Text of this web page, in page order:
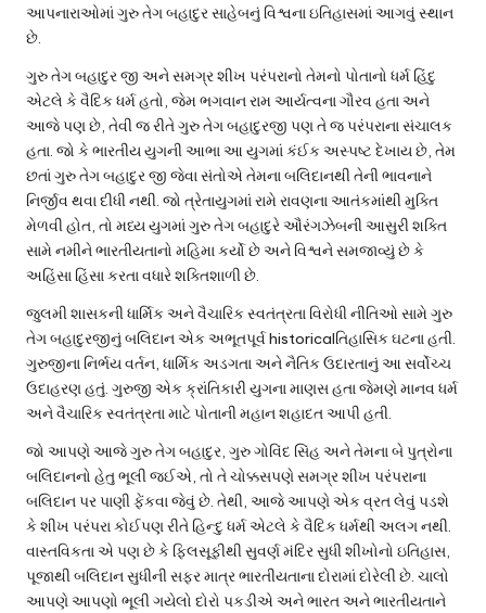
આપનારાઓમાં ગુરુ તેગ બહાદુર સાહેબનું વિશ્વના ઇતિહાસમાં આગવું સ્થાન
છે.
ગુરુ તેગ બહાદુર જી અને સમગ્ર શીખ પરંપરાનો તેમનો પોતાનો ધર્મ હિંદુ
એટલે કે વૈદિક ધર્મ હતો, જેમ ભગવાન રામ આર્યત્વના ગૌરવ હતા અને
આજે પણ છે, તેવી જ રીતે ગુરુ તેગ બહાદુરજી પણ તે જ પરંપરાના સંચાલક
હતા. જો કે ભારતીય યુગની આભા આ યુગમાં કંઈક અસ્પષ્ટ દેખાય છે, તેમ
છતાં ગુરુ તેગ બહાદુર જી જેવા સંતોએ તેમના બલિદાનથી તેની ભાવનાને
નિર્જીવ થવા દીધી નથી. જો ત્રેતાયુગમાં રામે રાવણના આતંકમાંથી મુક્તિ
મેળવી હોત, તો મધ્ય યુગમાં ગુરુ તેગ બહાદુરે ઔરંગઝેબની આસુરી શક્તિ
સામે નમીને ભારતીયતાનો મહિમા કર્યો છે અને વિશ્વને સમજાવ્યું છે કે
અહિંસા હિંસા કરતા વધારે શક્તિશાળી છે.
જુલમી શાસકની ધાર્મિક અને વૈચારિક સ્વતંત્રતા વિરોધી નીતિઓ સામે ગુરુ
તેગ બહાદુરજીનું બલિદાન એક અભૂતપૂર્વ historicalતિહાસિક ઘટના હતી.
ગુરુજીના નિર્ભય વર્તન, ધાર્મિક અડગતા અને નૈતિક ઉદારતાનું આ સર્વોચ્ચ
ઉદાહરણ હતું. ગુરુજી એક ક્રાંતિકારી યુગના માણસ હતા જેમણે માનવ ધર્મ
અને વૈચારિક સ્વતંત્રતા માટે પોતાની મહાન શહાદત આપી હતી.
જો આપણે આજે ગુરુ તેગ બહાદુર, ગુરુ ગોવિંદ સિંહ અને તેમના બે પુત્રોના
બલિદાનનો હેતુ ભૂલી જઈએ, તો તે ચોક્કસપણે સમગ્ર શીખ પરંપરાના
બલિદાન પર પાણી ફેંકવા જેવું છે. તેથી, આજે આપણે એક વ્રત લેવું પડશે
કે શીખ પરંપરા કોઈપણ રીતે હિન્દુ ધર્મ એટલે કે વૈદિક ધર્મથી અલગ નથી.
વાસ્તવિકતા એ પણ છે કે ફિલસૂફીથી સુવર્ણ મંદિર સુધી શીખોનો ઇતિહાસ,
પૂજાથી બલિદાન સુધીની સફર માત્ર ભારતીયતાના દોરામાં દોરેલી છે. ચાલો
આપણે આપણો ભૂલી ગયેલો દોરો પકડીએ અને ભારત અને ભારતીયતાને